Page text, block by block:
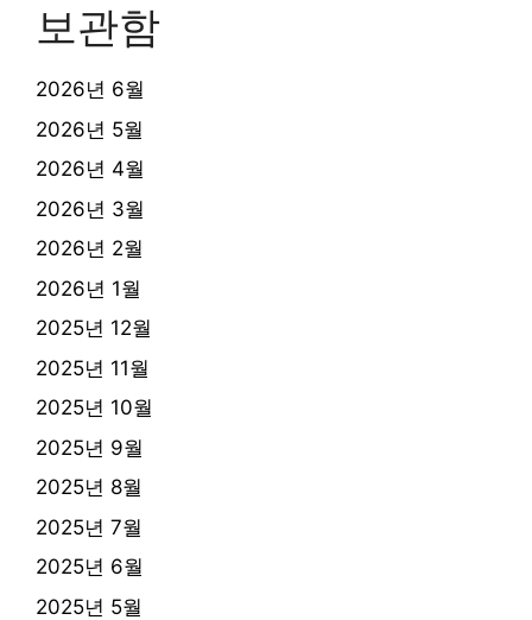
보관함
2026년 6월
2026년 5월
2026년 4월
2026년 3월
2026년 2월
2026년 1월
2025년 12월
2025년 11월
2025년 10월
2025년 9월
2025년 8월
2025년 7월
2025년 6월
2025년 5월